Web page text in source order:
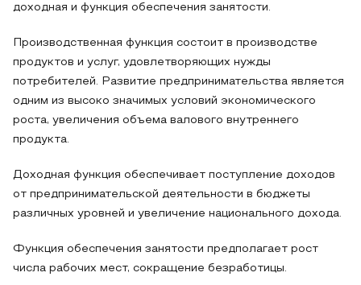
доходная и функция обеспечения занятости.
Производственная функция состоит в производстве
продуктов и услуг, удовлетворяющих нужды
потребителей. Развитие предпринимательства является
одним из высоко значимых условий экономического
роста, увеличения объема валового внутреннего
продукта.
Доходная функция обеспечивает поступление доходов
от предпринимательской деятельности в бюджеты
различных уровней и увеличение национального дохода.
Функция обеспечения занятости предполагает рост
числа рабочих мест, сокращение безработицы.